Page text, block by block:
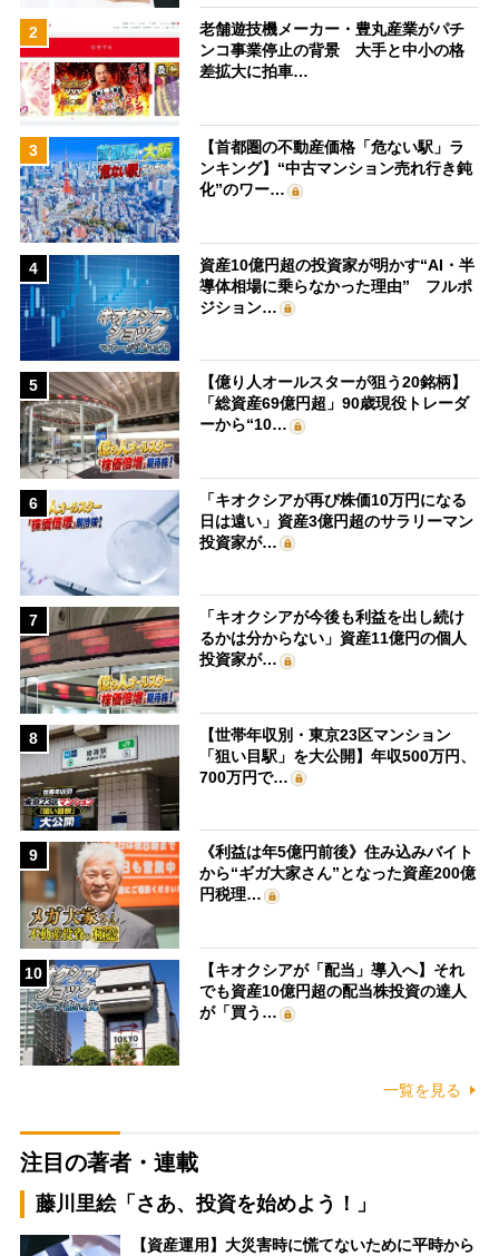
2
老舗遊技機メーカー・豊丸産業がパチ
ンコ事業停止の背景 大手と中小の格
差拡大に拍車…
3
【首都圏の不動産価格「危ない駅」ラ
ンキング】“中古マンション売れ行き鈍
化”のワー…
4
資産10億円超の投資家が明かす“AI・半
導体相場に乗らなかった理由” フルポ
ジション…
5
【億り人オールスターが狙う20銘柄】
「総資産69億円超」90歳現役トレーダ
ーから“10…
6
「キオクシアが再び株価10万円になる
日は遠い」資産3億円超のサラリーマン
投資家が…
7
「キオクシアが今後も利益を出し続け
るかは分からない」資産11億円の個人
投資家が…
8
【世帯年収別・東京23区マンション
「狙い目駅」を大公開】年収500万円、
700万円で…
9
《利益は年5億円前後》住み込みバイト
から“ギガ大家さん”となった資産200億
円税理…
10
【キオクシアが「配当」導入へ】それ
でも資産10億円超の配当株投資の達人
が「買う…
一覧を見る
注目の著者・連載
藤川里絵「さあ、投資を始めよう！」
【資産運用】大災害時に慌てないために平時から